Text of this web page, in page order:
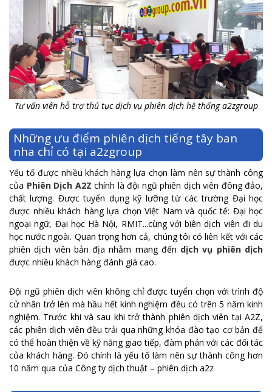
Tư vấn viên hỗ trợ thủ tục dịch vụ phiên dịch hệ thống a2zgroup
Những ưu điểm phiên dịch tiếng tây ban
nha chỉ có tại a2zgroup
Yếu tố được nhiều khách hàng lựa chọn làm nên sự thành công
của Phiên Dịch A2Z chính là đội ngũ phiên dịch viên đông đảo,
chất lượng. Được tuyển dụng kỹ lưỡng từ các trường Đại học
được nhiều khách hàng lựa chọn Việt Nam và quốc tế: Đại học
ngoại ngữ, Đại học Hà Nội, RMIT...cùng với biên dịch viên đi du
học nước ngoài. Quan trọng hơn cả, chúng tôi có liên kết với các
phiên dịch viên bản địa nhằm mang đến dịch vụ phiên dịch
được nhiều khách hàng đánh giá cao.
Đội ngũ phiên dịch viên không chỉ được tuyển chọn với trình độ
cử nhân trở lên mà hầu hết kinh nghiệm đều có trên 5 năm kinh
nghiệm. Trước khi và sau khi trở thành phiên dịch viên tại A2Z,
các phiên dịch viên đều trải qua những khóa đào tạo cơ bản để
có thể hoàn thiện về kỹ năng giao tiếp, đàm phán với các đối tác
của khách hàng. Đó chính là yếu tố làm nên sự thành công hơn
10 năm qua của Công ty dịch thuật – phiên dịch a2z